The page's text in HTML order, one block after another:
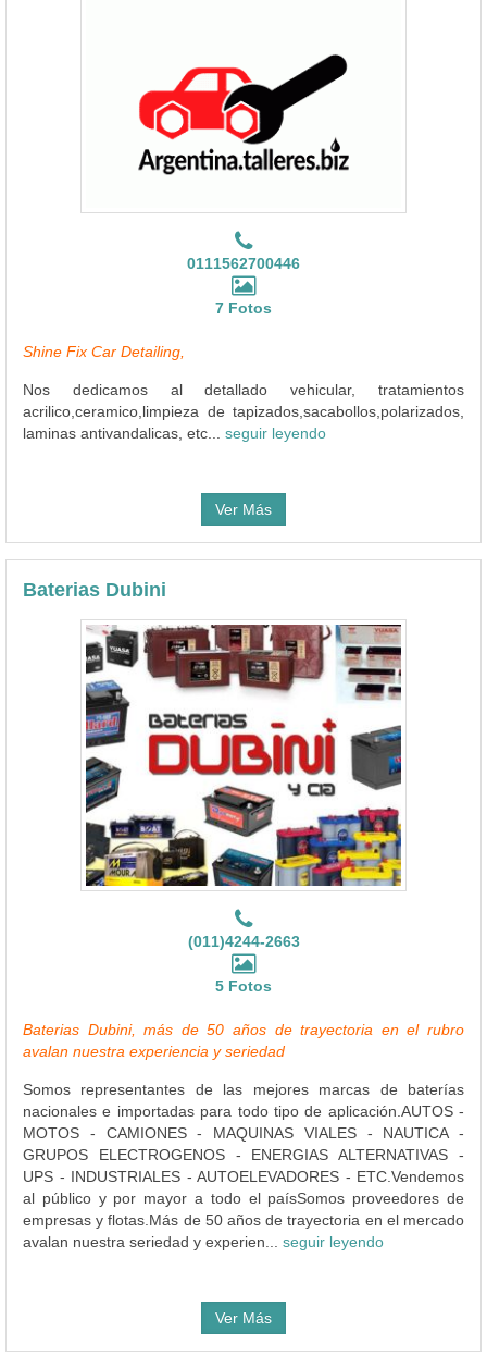
0111562700446
7 Fotos
Shine Fix Car Detailing,
Nos dedicamos al detallado vehicular, tratamientos
acrilico,ceramico,limpieza de tapizados,sacabollos,polarizados,
laminas antivandalicas, etc... seguir leyendo
Ver Más
Baterias Dubini
(011)4244-2663
5 Fotos
Baterias Dubini, más de 50 años de trayectoria en el rubro
avalan nuestra experiencia y seriedad
Somos representantes de las mejores marcas de baterías
nacionales e importadas para todo tipo de aplicación.AUTOS -
MOTOS - CAMIONES - MAQUINAS VIALES - NAUTICA -
GRUPOS ELECTROGENOS - ENERGIAS ALTERNATIVAS -
UPS - INDUSTRIALES - AUTOELEVADORES - ETC.Vendemos
al público y por mayor a todo el paísSomos proveedores de
empresas y flotas.Más de 50 años de trayectoria en el mercado
avalan nuestra seriedad y experien... seguir leyendo
Ver Más